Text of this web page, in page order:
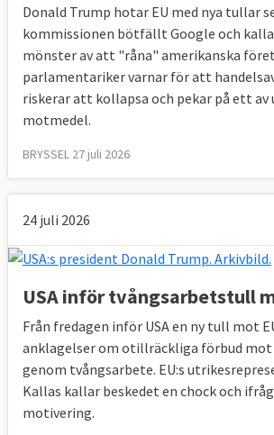
Motståndet i
särskilt de delarna av avtalen
investeringar och tvistelösning.
även bland de svenska
regeringen driver på för frihandel
ljummen inställning
sammanställning från
Samtidigt har EU-parlamentet i
godkänt alla handelsavtal vilket
en majoritet av ledamöterna
frihandel.
7. Vad tycker medborgarna om
frihandel?
De är positiva.
Donald Trump hotar EU med nya tullar
kommissionen bötfällt Google och
mönster av att "råna" amerikanska
parlamentariker varnar för att
riskerar att kollapsa och pekar på ett av
motmedel.
BRYSSEL 27 juli 2026
24 juli 2026
USA inför tvångsarbetstull
Från fredagen inför USA en ny tull mot
anklagelser om otillräckliga förbud
genom tvångsarbete. EU:s
Kallas kallar beskedet en chock och
motivering.